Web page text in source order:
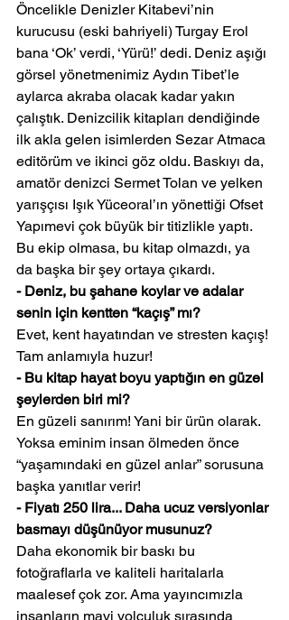
Öncelikle Denizler Kitabevi’nin
kurucusu (eski bahriyeli) Turgay Erol
bana ‘Ok’ verdi, ‘Yürü!’ dedi. Deniz aşığı
görsel yönetmenimiz Aydın Tibet’le
aylarca akraba olacak kadar yakın
çalıştık. Denizcilik kitapları dendiğinde
ilk akla gelen isimlerden Sezar Atmaca
editörüm ve ikinci göz oldu. Baskıyı da,
amatör denizci Sermet Tolan ve yelken
yarışçısı Işık Yüceoral’ın yönettiği Ofset
Yapımevi çok büyük bir titizlikle yaptı.
Bu ekip olmasa, bu kitap olmazdı, ya
da başka bir şey ortaya çıkardı.
- Deniz, bu şahane koylar ve adalar
senin için kentten “kaçış” mı?
Evet, kent hayatından ve stresten kaçış!
Tam anlamıyla huzur!
- Bu kitap hayat boyu yaptığın en güzel
şeylerden biri mi?
En güzeli sanırım! Yani bir ürün olarak.
Yoksa eminim insan ölmeden önce
“yaşamındaki en güzel anlar” sorusuna
başka yanıtlar verir!
- Fiyatı 250 lira... Daha ucuz versiyonlar
basmayı düşünüyor musunuz?
Daha ekonomik bir baskı bu
fotoğraflarla ve kaliteli haritalarla
maalesef çok zor. Ama yayıncımızla
insanların mavi yolculuk sırasında